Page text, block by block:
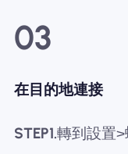
03
在目的地連接
STEP1.轉到設置>